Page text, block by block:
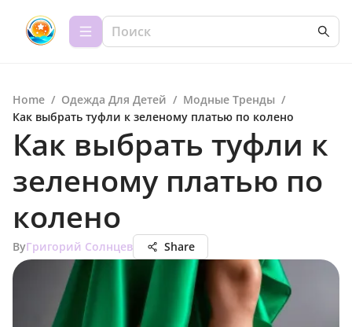
Home / Одежда Для Детей / Модные Тренды /
Как выбрать туфли к зеленому платью по колено
Как выбрать туфли к
зеленому платью по
колено
ByГригорий Солнцев Share